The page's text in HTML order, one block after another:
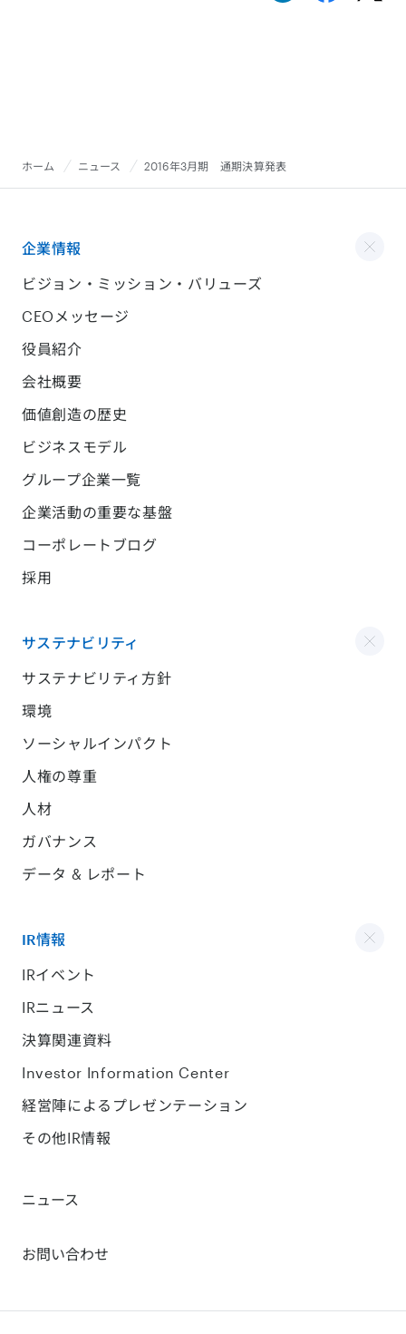
ホーム ニュース 2016年3月期 通期決算発表
企業情報
ビジョン・ミッション・バリューズ
CEOメッセージ
役員紹介
会社概要
価値創造の歴史
ビジネスモデル
グループ企業一覧
企業活動の重要な基盤
コーポレートブログ
採用
サステナビリティ
サステナビリティ方針
環境
ソーシャルインパクト
人権の尊重
人材
ガバナンス
データ & レポート
IR情報
IRイベント
IRニュース
決算関連資料
Investor Information Center
経営陣によるプレゼンテーション
その他IR情報
ニュース
お問い合わせ